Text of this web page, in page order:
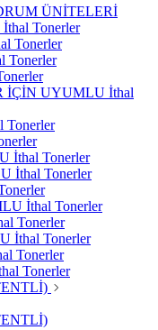
ÜNİTELERİ
Tonerler
Tonerler
Tonerler
İÇİN UYUMLU İthal
Tonerler
İthal Tonerler
İthal Tonerler
İthal Tonerler
Tonerler
İthal Tonerler
Tonerler
Tonerler